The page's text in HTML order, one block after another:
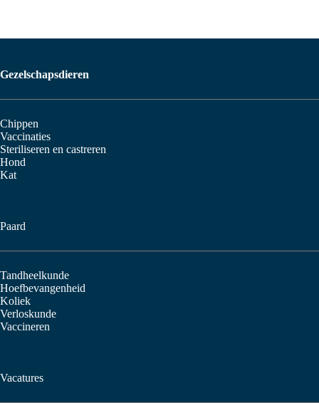
Gezelschapsdieren
Chippen
Vaccinaties
Steriliseren en castreren
Hond
Kat
Paard
Tandheelkunde
Hoefbevangenheid
Koliek
Verloskunde
Vaccineren
Vacatures